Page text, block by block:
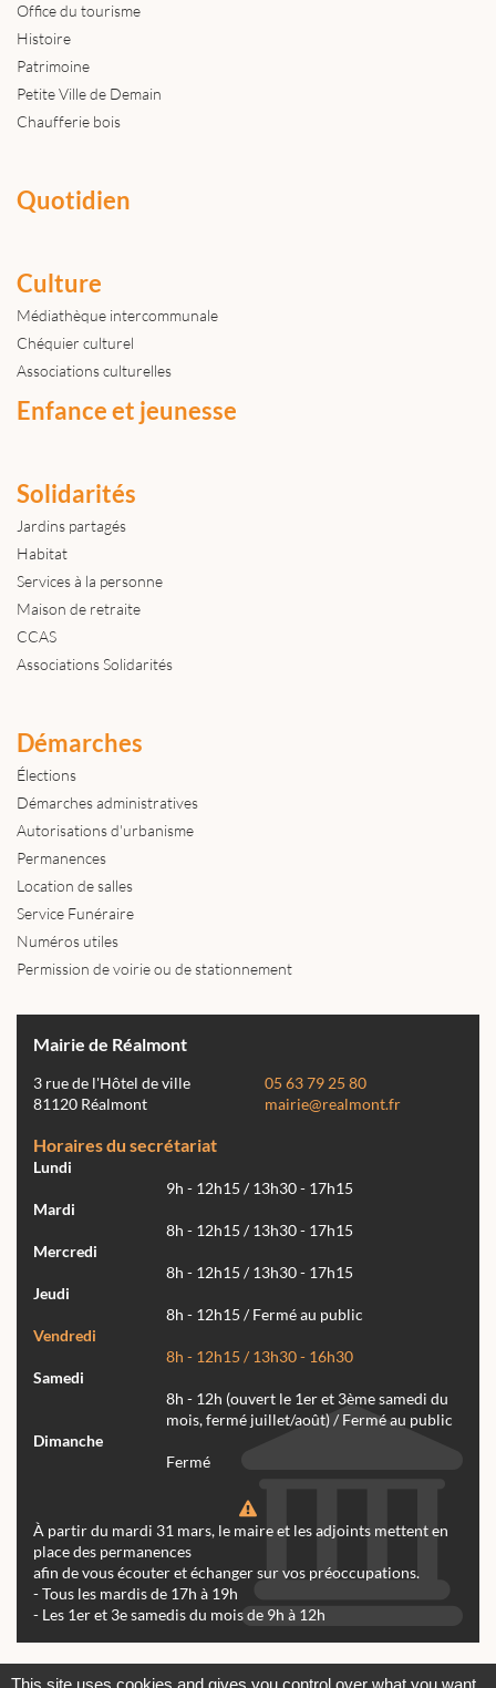
Office du tourisme
Histoire
Patrimoine
Petite Ville de Demain
Chaufferie bois
Quotidien
Culture
Médiathèque intercommunale
Chéquier culturel
Associations culturelles
Enfance et jeunesse
Solidarités
Jardins partagés
Habitat
Services à la personne
Maison de retraite
CCAS
Associations Solidarités
Démarches
Élections
Démarches administratives
Autorisations d'urbanisme
Permanences
Location de salles
Service Funéraire
Numéros utiles
Permission de voirie ou de stationnement
Mairie de Réalmont
3 rue de l'Hôtel de ville
81120 Réalmont
05 63 79 25 80
mairie@realmont.fr
Horaires du secrétariat
Lundi
9h - 12h15 / 13h30 - 17h15
Mardi
8h - 12h15 / 13h30 - 17h15
Mercredi
8h - 12h15 / 13h30 - 17h15
Jeudi
8h - 12h15 / Fermé au public
Vendredi
8h - 12h15 / 13h30 - 16h30
Samedi
8h - 12h (ouvert le 1er et 3ème samedi du
mois, fermé juillet/août) / Fermé au public
Dimanche
Fermé
À partir du mardi 31 mars, le maire et les adjoints mettent en
place des permanences
afin de vous écouter et échanger sur vos préoccupations.
- Tous les mardis de 17h à 19h
- Les 1er et 3e samedis du mois de 9h à 12h
This site uses cookies and gives you control over what you want